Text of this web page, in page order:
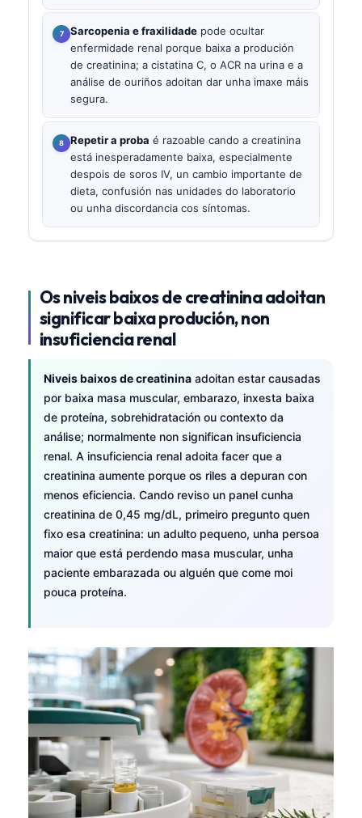
Sarcopenia e fraxilidade pode ocultar
enfermidade renal porque baixa a produción
de creatinina; a cistatina C, o ACR na urina e a
análise de ouriños adoitan dar unha imaxe máis
segura.
Repetir a proba é razoable cando a creatinina
está inesperadamente baixa, especialmente
despois de soros IV, un cambio importante de
dieta, confusión nas unidades do laboratorio
ou unha discordancia cos síntomas.
Os niveis baixos de creatinina adoitan
significar baixa produción, non
insuficiencia renal
Niveis baixos de creatinina adoitan estar causadas
por baixa masa muscular, embarazo, inxesta baixa
de proteína, sobrehidratación ou contexto da
análise; normalmente non significan insuficiencia
renal. A insuficiencia renal adoita facer que a
creatinina aumente porque os riles a depuran con
menos eficiencia. Cando reviso un panel cunha
creatinina de 0,45 mg/dL, primeiro pregunto quen
fixo esa creatinina: un adulto pequeno, unha persoa
maior que está perdendo masa muscular, unha
paciente embarazada ou alguén que come moi
pouca proteína.